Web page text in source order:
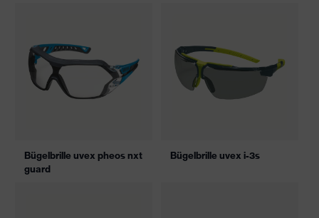
Bügelbrille uvex pheos nxt
guard
Bügelbrille uvex i-3s